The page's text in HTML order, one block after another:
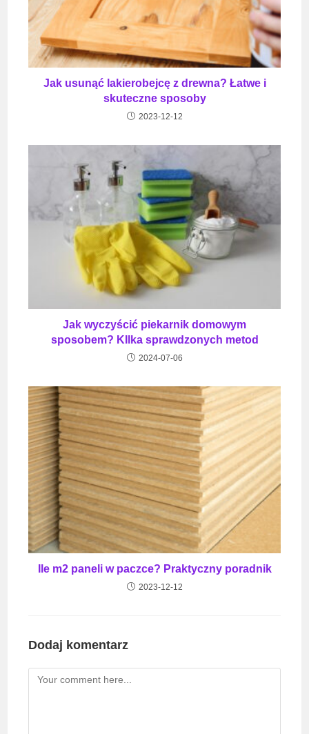
Jak usunąć lakierobejcę z drewna? Łatwe i
skuteczne sposoby
2023-12-12
Jak wyczyścić piekarnik domowym
sposobem? KIlka sprawdzonych metod
2024-07-06
Ile m2 paneli w paczce? Praktyczny poradnik
2023-12-12
Dodaj komentarz
Comment